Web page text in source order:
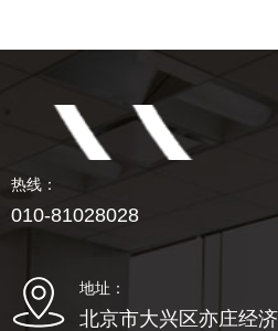
热线：
010-81028028
地址：
北京市大兴区亦庄经